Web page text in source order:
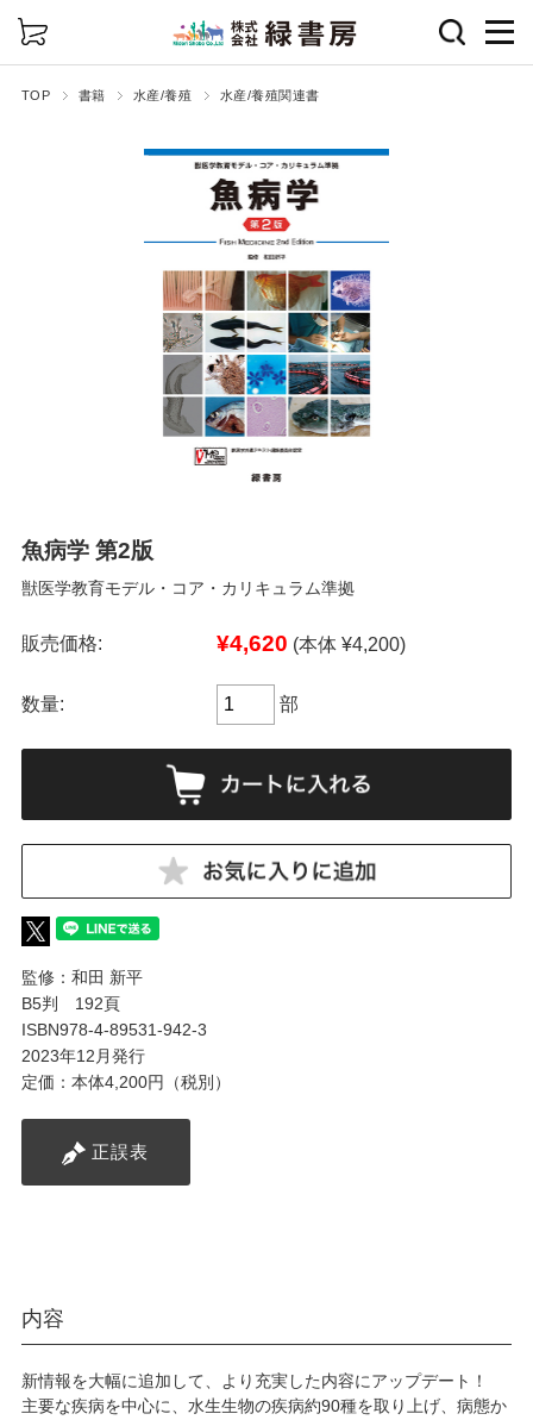
TOP 書籍 水産/養殖 水産/養殖関連書
魚病学 第2版
獣医学教育モデル・コア・カリキュラム準拠
販売価格: ¥4,620 (本体 ¥4,200)
数量: 部
監修：和田 新平
B5判 192頁
ISBN978-4-89531-942-3
2023年12月発行
定価：本体4,200円（税別）
正誤表
内容
新情報を大幅に追加して、より充実した内容にアップデート！
主要な疾病を中心に、水生生物の疾病約90種を取り上げ、病態か